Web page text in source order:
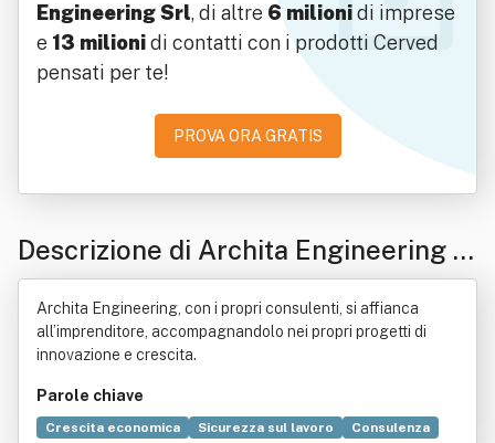
Engineering Srl, di altre 6 milionidi imprese
e 13 milionidi contatti con i prodotti Cerved
pensati per te!
PROVA ORA GRATIS
Descrizione di Archita Engineering S
rl
Archita Engineering, con i propri consulenti, si affianca
all’imprenditore, accompagnandolo nei propri progetti di
innovazione e crescita.
Parole chiave
Crescita economica Sicurezza sul lavoro
Consulenza